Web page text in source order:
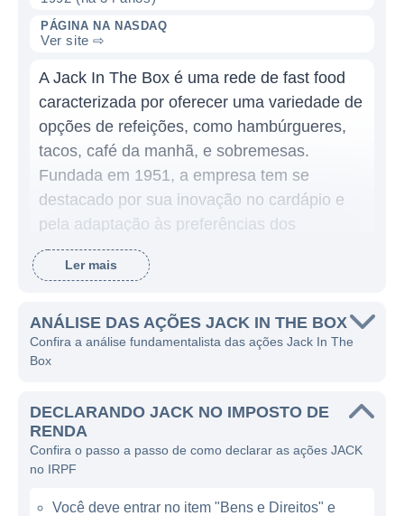
PÁGINA NA NASDAQ
Ver site ⇨
A Jack In The Box é uma rede de fast food
caracterizada por oferecer uma variedade de
opções de refeições, como hambúrgueres,
tacos, café da manhã, e sobremesas.
Fundada em 1951, a empresa tem se
destacado por sua inovação no cardápio e
pela adaptação às preferências dos
consumidores, buscando sempre oferecer
uma experiência diferenciada aos seus
possui uma presença significativa nos
Estados Unidos, com milhares de
restaurantes espalhados por diferentes
A Jack In The Box opera predominantemente
no setor de serviços alimentícios e se
tradicionais restaurantes de fast food. A
Ler mais
ANÁLISE DAS AÇÕES JACK IN THE BOX
Confira a análise fundamentalista das ações Jack In The
Box
DECLARANDO JACK NO IMPOSTO DE
RENDA
Confira o passo a passo de como declarar as ações JACK
no IRPF
Você deve entrar no item "Bens e Direitos" e